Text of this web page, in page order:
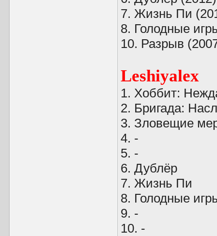
7. Жизнь Пи
8. Голодные
10. Разрыв
Leshiyalex
1. Хоббит:
2. Бригада:
3. Зловещие
4. -
5. -
6. Дублёр
7. Жизнь Пи
8. Голодные
9. -
10. -